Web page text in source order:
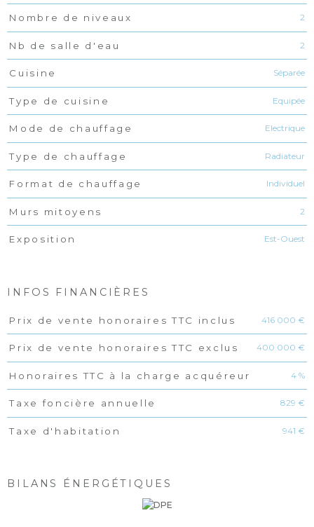
Nombre de niveaux 2
Nb de salle d'eau 2
Cuisine Séparée
Type de cuisine Equipée
Mode de chauffage Electrique
Type de chauffage Radiateur
Format de chauffage Individuel
Murs mitoyens 2
Exposition Est-Ouest
INFOS FINANCIÈRES
Caractéristiques Valeurs
Prix de vente honoraires TTC inclus 416 000 €
Prix de vente honoraires TTC exclus 400 000 €
Honoraires TTC à la charge acquéreur 4 %
Taxe foncière annuelle 829 €
Taxe d'habitation 941 €
BILANS ÉNERGÉTIQUES